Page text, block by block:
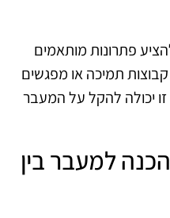
פתרונות מותאמים
תמיכה או מפגשים
יכולה להקל על המעבר
למעבר בין